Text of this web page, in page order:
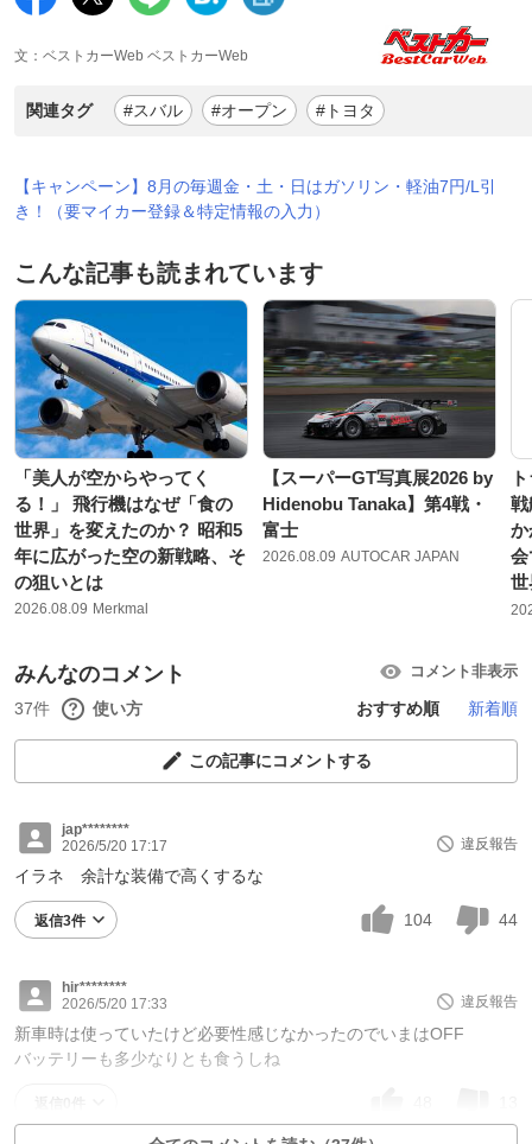
文：ベストカーWeb ベストカーWeb
関連タグ #スバル #オープン #トヨタ
【キャンペーン】8月の毎週金・土・日はガソリン・軽油7円/L引
き！（要マイカー登録＆特定情報の入力）
こんな記事も読まれています
「美人が空からやってく
る！」 飛行機はなぜ「食の
世界」を変えたのか？ 昭和5
年に広がった空の新戦略、そ
の狙いとは
2026.08.09 Merkmal
【スーパーGT写真展2026 by
Hidenobu Tanaka】第4戦・
富士
2026.08.09 AUTOCAR JAPAN
戦
会
世
みんなのコメント コメント非表示
37件 使い方 おすすめ順 新着順
この記事にコメントする
jap********
2026/5/20 17:17
違反報告
イラネ 余計な装備で高くするな
返信3件 104 44
hir********
2026/5/20 17:33
違反報告
新車時は使っていたけど必要性感じなかったのでいまはOFF
バッテリーも多少なりとも食うしね